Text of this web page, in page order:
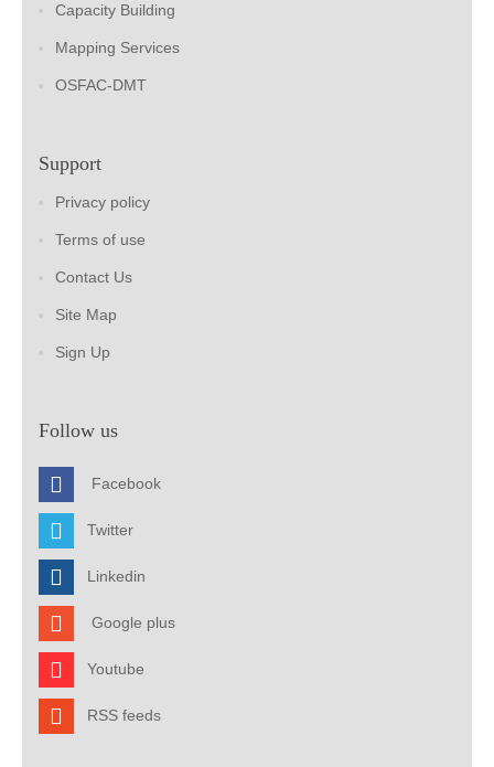
Capacity Building
Mapping Services
OSFAC-DMT
Support
Privacy policy
Terms of use
Contact Us
Site Map
Sign Up
Follow us
Facebook
Twitter
Linkedin
Google plus
Youtube
RSS feeds